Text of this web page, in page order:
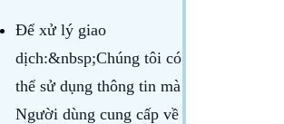
Để xử lý giao
dịch:&nbsp;Chúng tôi có
thể sử dụng thông tin mà
Người dùng cung cấp về